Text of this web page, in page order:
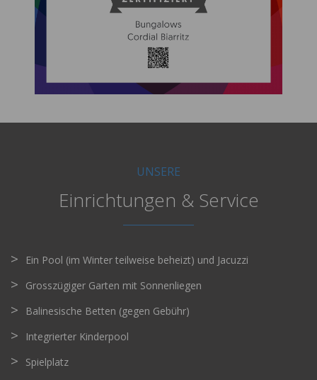
UNSERE
Einrichtungen & Service
Ein Pool (im Winter teilweise beheizt) und Jacuzzi
Grosszügiger Garten mit Sonnenliegen
Balinesische Betten (gegen Gebühr)
Integrierter Kinderpool
Spielplatz